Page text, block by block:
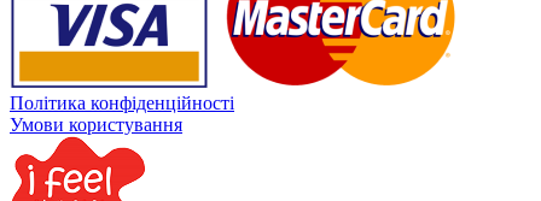
Політика конфіденційності
Умови користування